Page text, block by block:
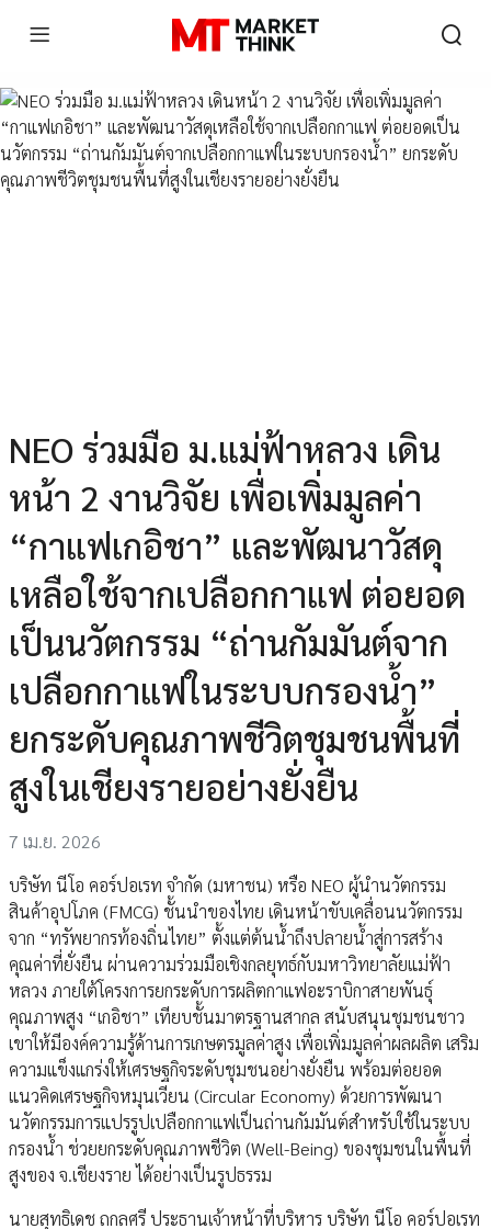
NEO ร่วมมือ ม.แม่ฟ้าหลวง เดิน
หน้า 2 งานวิจัย เพื่อเพิ่มมูลค่า
“กาแฟเกอิชา” และพัฒนาวัสดุ
เหลือใช้จากเปลือกกาแฟ ต่อยอด
เป็นนวัตกรรม “ถ่านกัมมันต์จาก
เปลือกกาแฟในระบบกรองน้ำ”
ยกระดับคุณภาพชีวิตชุมชนพื้นที่
สูงในเชียงรายอย่างยั่งยืน
7 เม.ย. 2026
บริษัท นีโอ คอร์ปอเรท จำกัด (มหาชน) หรือ NEO ผู้นำนวัตกรรม
สินค้าอุปโภค (FMCG) ชั้นนำของไทย เดินหน้าขับเคลื่อนนวัตกรรม
จาก “ทรัพยากรท้องถิ่นไทย” ตั้งแต่ต้นน้ำถึงปลายน้ำสู่การสร้าง
คุณค่าที่ยั่งยืน ผ่านความร่วมมือเชิงกลยุทธ์กับมหาวิทยาลัยแม่ฟ้า
หลวง ภายใต้โครงการยกระดับการผลิตกาแฟอะราบิกาสายพันธุ์
คุณภาพสูง “เกอิชา” เทียบชั้นมาตรฐานสากล สนับสนุนชุมชนชาว
เขาให้มีองค์ความรู้ด้านการเกษตรมูลค่าสูง เพื่อเพิ่มมูลค่าผลผลิต เสริม
ความแข็งแกร่งให้เศรษฐกิจระดับชุมชนอย่างยั่งยืน พร้อมต่อยอด
แนวคิดเศรษฐกิจหมุนเวียน (Circular Economy) ด้วยการพัฒนา
นวัตกรรมการแปรรูปเปลือกกาแฟเป็นถ่านกัมมันต์สำหรับใช้ในระบบ
กรองน้ำ ช่วยยกระดับคุณภาพชีวิต (Well-Being) ของชุมชนในพื้นที่
สูงของ จ.เชียงราย ได้อย่างเป็นรูปธรรม
นายสุทธิเดช ถกลศรี ประธานเจ้าหน้าที่บริหาร บริษัท นีโอ คอร์ปอเรท